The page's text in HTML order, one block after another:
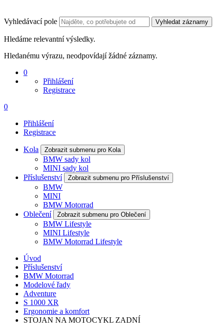
Vyhledávací pole Vyhledat záznamy
Hledáme relevantní výsledky.
Hledanému výrazu, neodpovídají žádné záznamy.
0
Přihlášení
Registrace
0
Přihlášení
Registrace
Kola Zobrazit submenu pro Kola
BMW sady kol
MINI sady kol
Příslušenství
Zobrazit submenu pro Příslušenství
BMW
MINI
BMW Motorrad
Oblečení
Zobrazit submenu pro Oblečení
BMW Lifestyle
MINI Lifestyle
BMW Motorrad Lifestyle
Úvod
Příslušenství
BMW Motorrad
Modelové řady
Adventure
S 1000 XR
Ergonomie a komfort
STOJAN NA MOTOCYKL ZADNÍ